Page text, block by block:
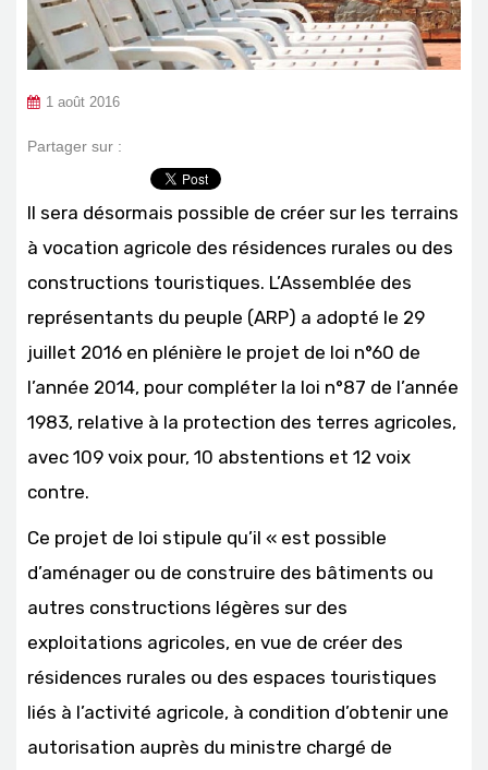
1 août 2016
Partager sur :
Il sera désormais possible de créer sur les terrains
à vocation agricole des résidences rurales ou des
constructions touristiques. L’Assemblée des
représentants du peuple (ARP) a adopté le 29
juillet 2016 en plénière le projet de loi n°60 de
l’année 2014, pour compléter la loi n°87 de l’année
1983, relative à la protection des terres agricoles,
avec 109 voix pour, 10 abstentions et 12 voix
contre.
Ce projet de loi stipule qu’il « est possible
d’aménager ou de construire des bâtiments ou
autres constructions légères sur des
exploitations agricoles, en vue de créer des
résidences rurales ou des espaces touristiques
liés à l’activité agricole, à condition d’obtenir une
autorisation auprès du ministre chargé de